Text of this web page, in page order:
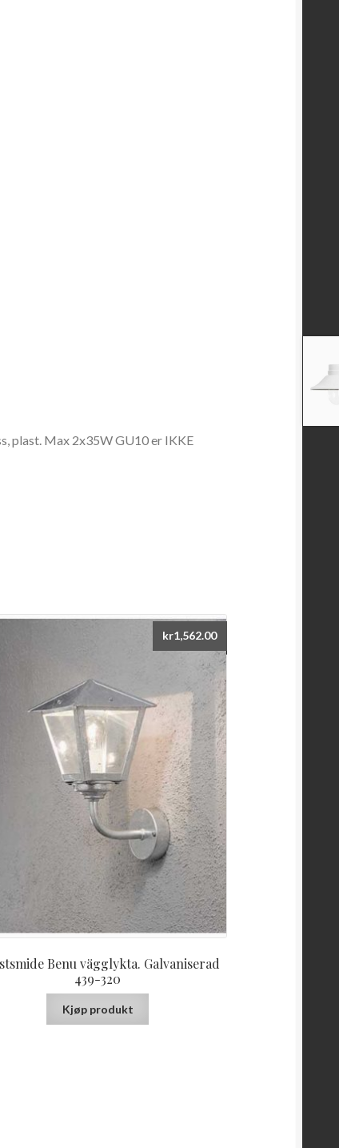
plast. Max 2x35W GU10 er IKKE
Benu vägglykta. Galvaniserad
439-320
kr1,562.00
Kjøp produkt